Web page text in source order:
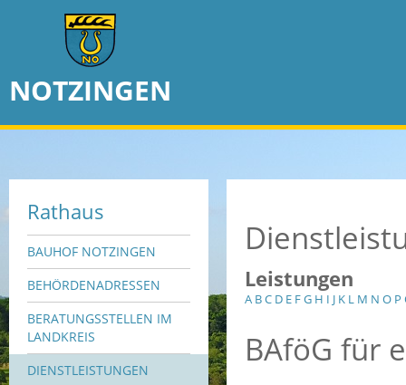
NOTZINGEN
Rathaus
BAUHOF NOTZINGEN
BEHÖRDENADRESSEN
BERATUNGSSTELLEN IM
LANDKREIS
DIENSTLEISTUNGEN
Leistungen
A BC D E FG H I J K L M N O P
BAföG für